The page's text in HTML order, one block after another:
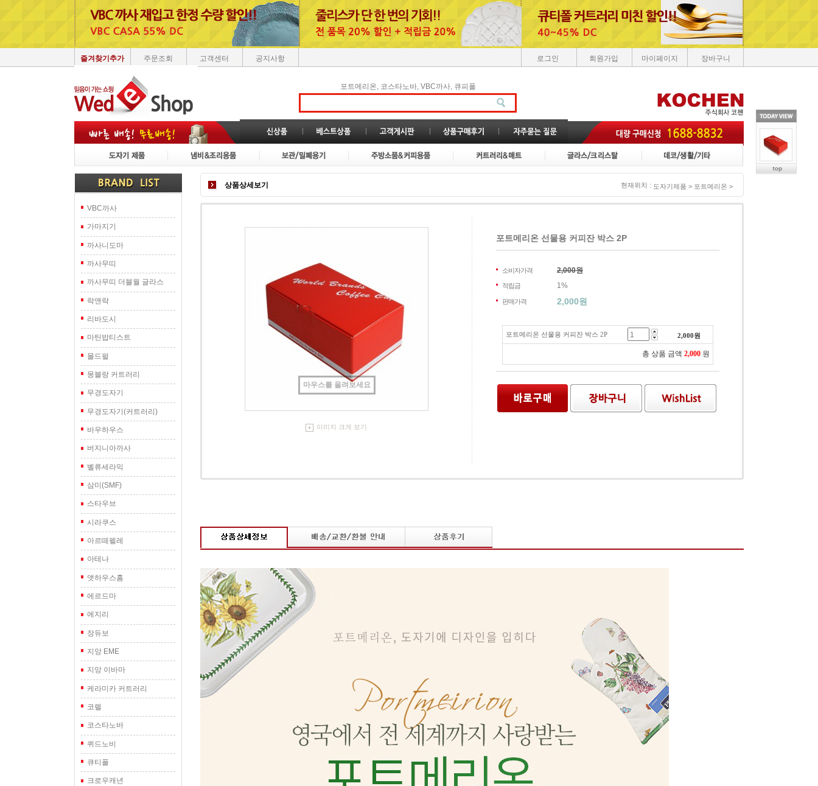
즐겨찾기추가 주문조회 고객센터 공지사항 로그인 회원가입 마이페이지 장바구니
포트메리온, 코스타노바, VBC까사, 큐피폴
VBC까사
가마지기
까사니도마
까사무띠
까사무띠 더블월 글라스
락앤락
리바도시
마틴밥티스트
몰드펄
몽블랑 커트러리
무경도자기
무경도자기(커트러리)
바우하우스
버지니아까사
벨류세라믹
삼미(SMF)
스타우브
시라쿠스
아르떼펠레
아테나
앳하우스홈
에르드마
에지리
장듀보
지앙 EME
지앙 이바마
케라미카 커트러리
코렐
코스타노바
퀴드노비
큐티폴
크로우캐년
상품상세보기 현재위치 : 도자기제품 > 포트메리온 >
마우스를 올려보세요
이미지 크게 보기
포트메리온 선물용 커피잔 박스 2P
소비자가격 2,000원
적립금 1%
판매가격 2,000원
포트메리온 선물용 커피잔 박스 2P 2,000원
총 상품 금액 2,000 원